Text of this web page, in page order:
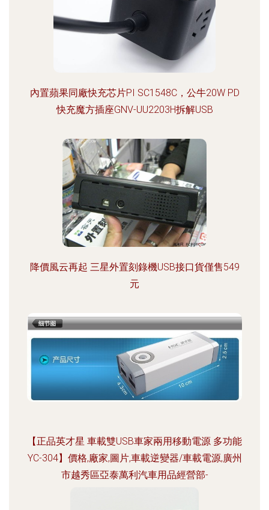
內置蘋果同廠快充芯片PI SC1548C，公牛20W PD
快充魔方插座GNV-UU2203H拆解USB
降價風云再起 三星外置刻錄機USB接口貨僅售549
元
【正品英才星 車載雙USB車家兩用移動電源 多功能
YC-304】價格,廠家,圖片,車載逆變器/車載電源,廣州
市越秀區亞泰萬利汽車用品經營部-